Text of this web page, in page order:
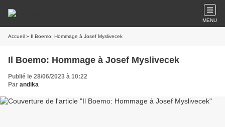
MENU
Accueil » Il Boemo: Hommage à Josef Myslivecek
Il Boemo: Hommage à Josef Myslivecek
Publié le 28/06/2023 à 10:22
Par andika